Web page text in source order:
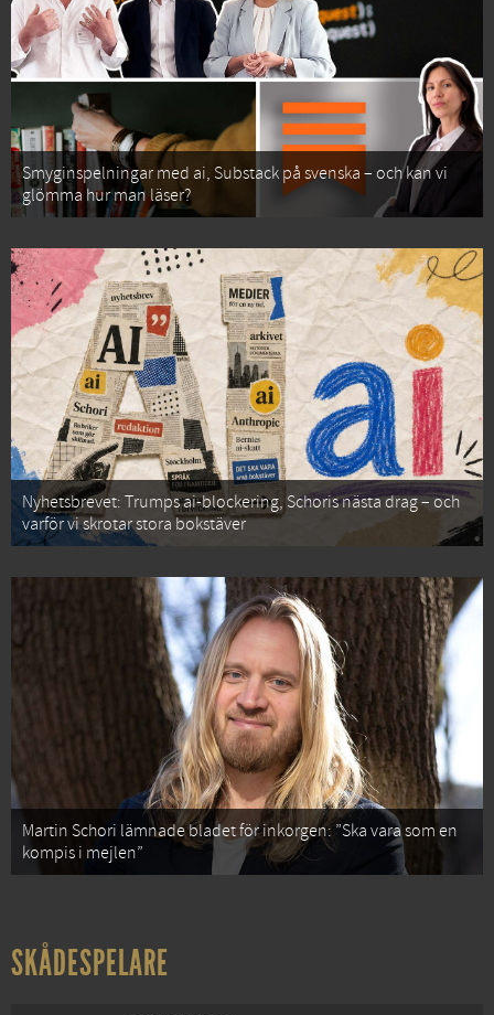
Smyginspelningar med ai, Substack på svenska – och kan vi
glömma hur man läser?
Nyhetsbrevet: Trumps ai-blockering, Schoris nästa drag – och
varför vi skrotar stora bokstäver
Martin Schori lämnade bladet för inkorgen: ”Ska vara som en
kompis i mejlen”
SKÅDESPELARE